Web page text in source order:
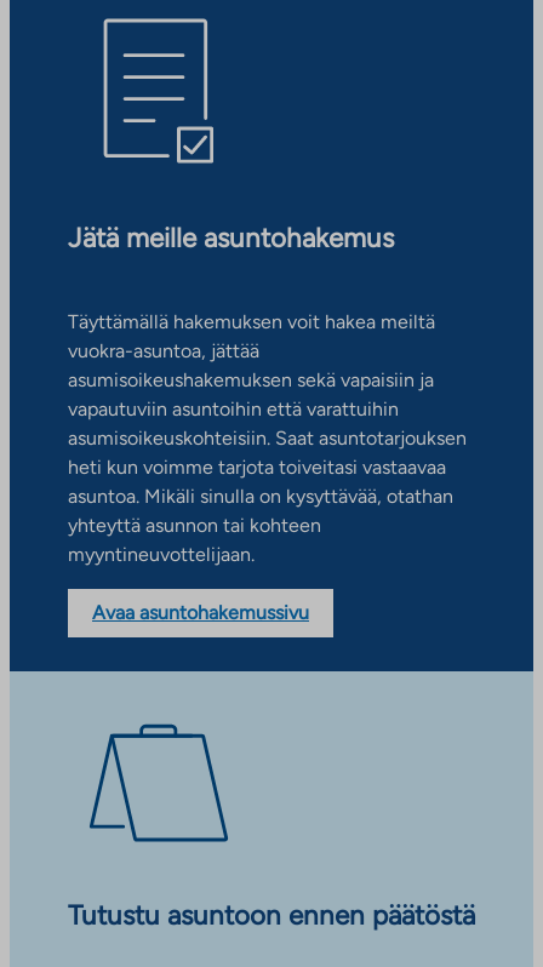
Jätä meille asuntohakemus
Täyttämällä hakemuksen voit hakea meiltä
vuokra-asuntoa, jättää
asumisoikeushakemuksen sekä vapaisiin ja
vapautuviin asuntoihin että varattuihin
asumisoikeuskohteisiin. Saat asuntotarjouksen
heti kun voimme tarjota toiveitasi vastaavaa
asuntoa. Mikäli sinulla on kysyttävää, otathan
yhteyttä asunnon tai kohteen
myyntineuvottelijaan.
Avaa asuntohakemussivu
Tutustu asuntoon ennen päätöstä